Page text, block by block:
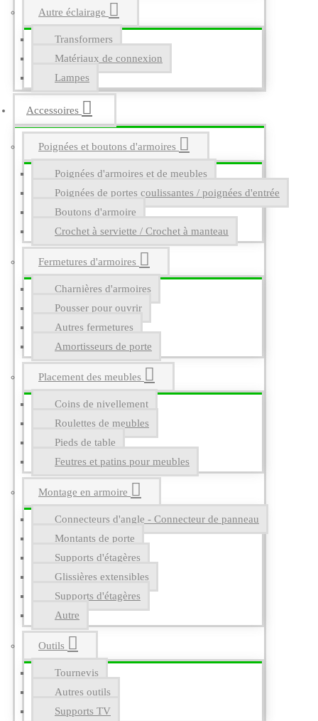
Autre éclairage
Transformers
Matériaux de connexion
Lampes
Accessoires
Poignées et boutons d'armoires
Poignées d'armoires et de meubles
Poignées de portes coulissantes / poignées d'entrée
Boutons d'armoire
Crochet à serviette / Crochet à manteau
Fermetures d'armoires
Charnières d'armoires
Pousser pour ouvrir
Autres fermetures
Amortisseurs de porte
Placement des meubles
Coins de nivellement
Roulettes de meubles
Pieds de table
Feutres et patins pour meubles
Montage en armoire
Connecteurs d'angle - Connecteur de panneau
Montants de porte
Supports d'étagères
Glissières extensibles
Supports d'étagères
Autre
Outils
Tournevis
Autres outils
Supports TV